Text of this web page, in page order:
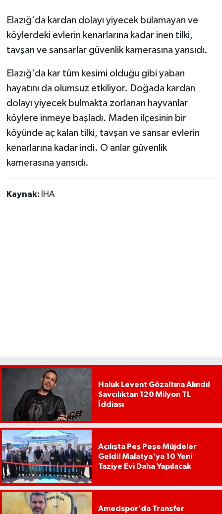
Elazığ'da kardan dolayı yiyecek bulamayan ve
köylerdeki evlerin kenarlarına kadar inen tilki,
tavşan ve sansarlar güvenlik kamerasına yansıdı.
Elazığ'da kar tüm kesimi olduğu gibi yaban
hayatını da olumsuz etkiliyor. Doğada kardan
dolayı yiyecek bulmakta zorlanan hayvanlar
köylere inmeye başladı. Maden ilçesinin bir
köyünde aç kalan tilki, tavşan ve sansar evlerin
kenarlarına kadar indi. O anlar güvenlik
kamerasına yansıdı.
Kaynak: İHA
Haluk Levent Gözaltına Alındı!
Savcılıktan 120 Milyon TL
İddiası
Açılışta Peş Peşe Müjdeler
Geldi! Malatya'ya 10 Yeni
Taziye Evi Daha Yapılacak
Amedspor’da Transfer